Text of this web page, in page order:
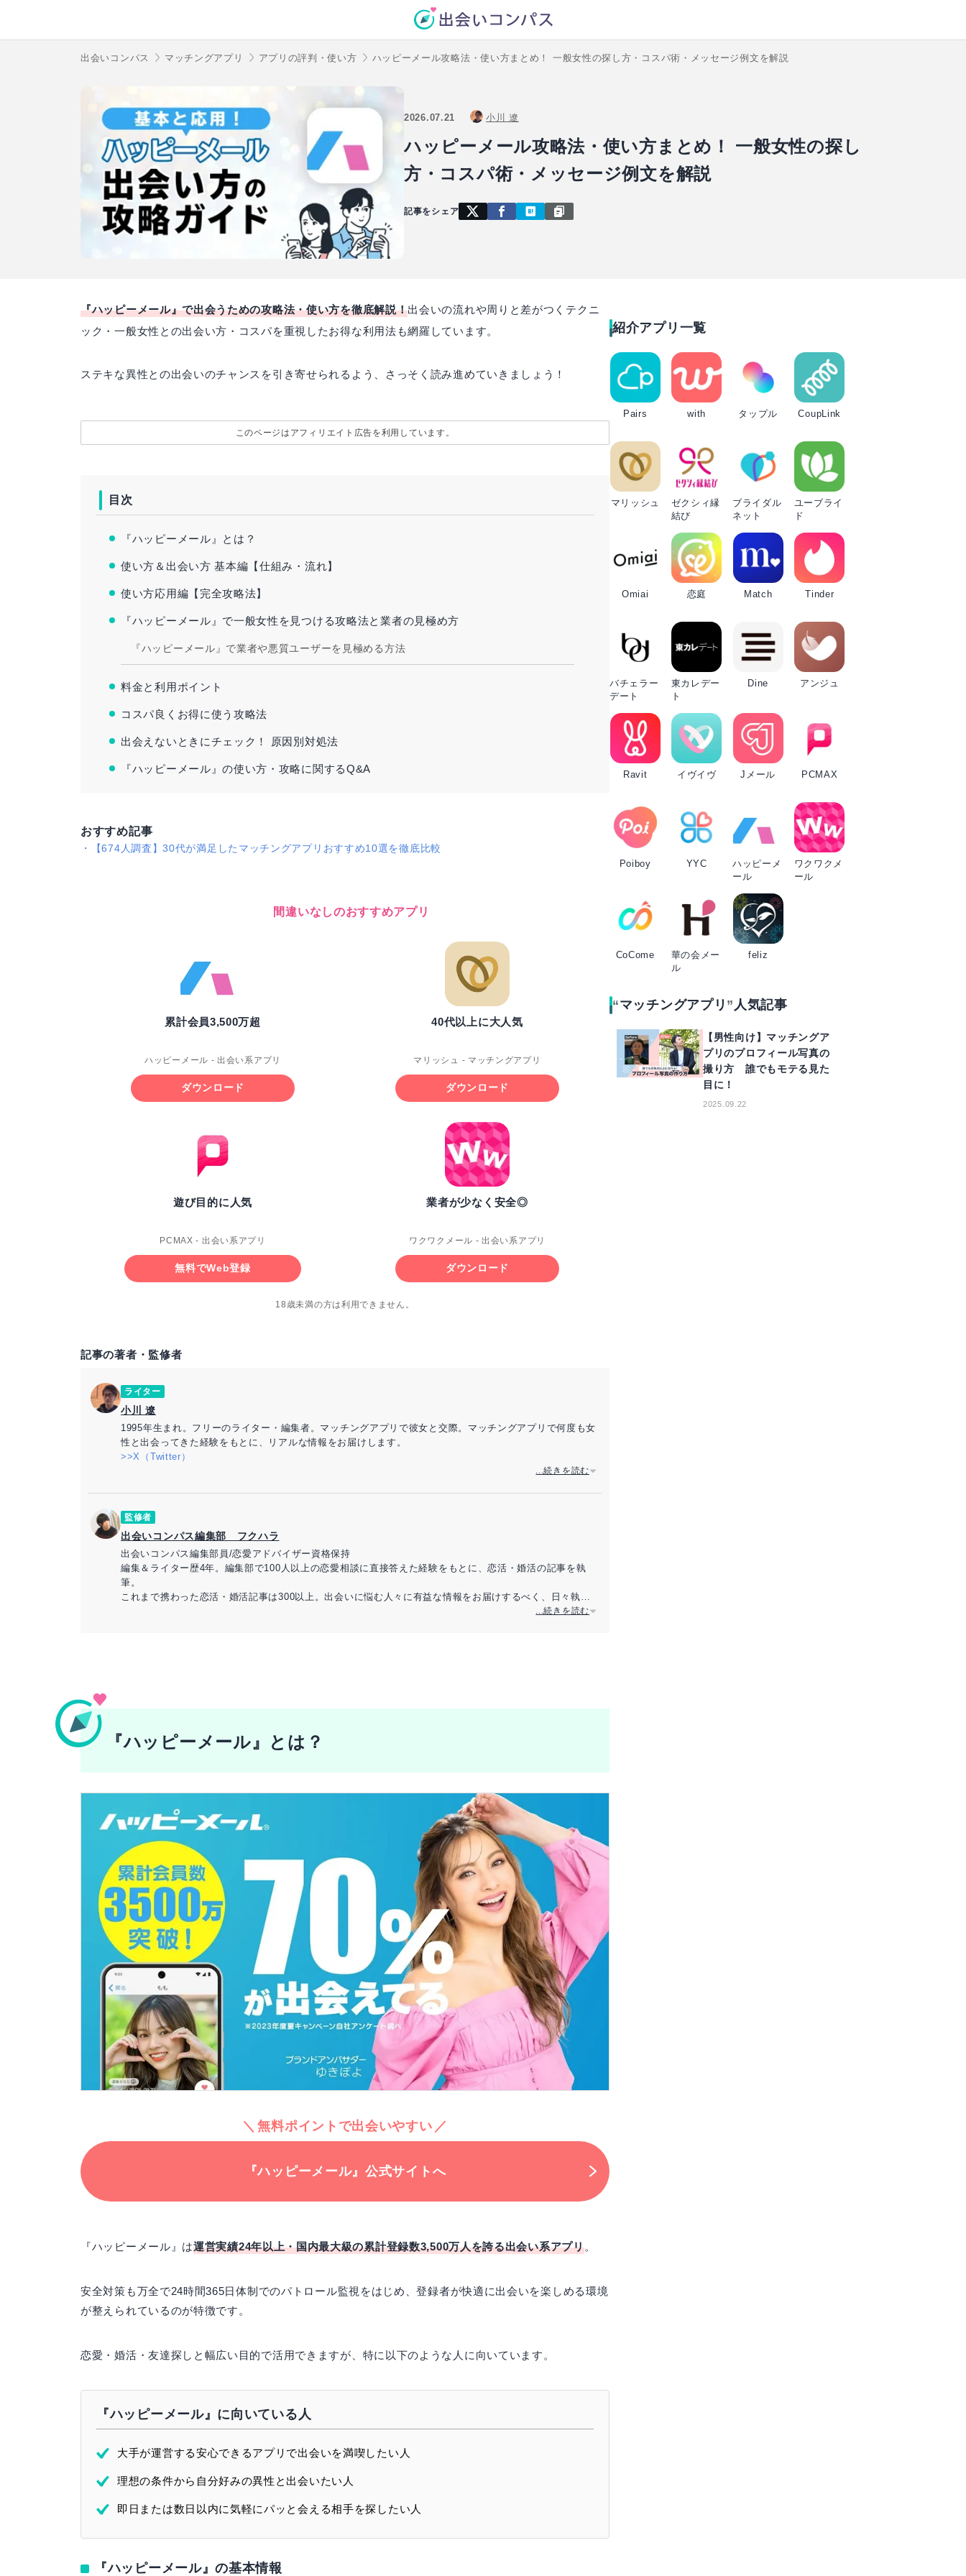
出会いコンパス マッチングアプリ アプリの評判・使い方 ハッピーメール攻略法・使い方まとめ！ 一般女性の探し方・コスパ術・メッセージ例文を解説
ハッピーメール攻略法・使い方まとめ！ 一般女性の探し
方・コスパ術・メッセージ例文を解説
2026.07.21 小川 遼
記事をシェア
『ハッピーメール』で出会うための攻略法・使い方を徹底解説！出会いの流れや周りと差がつくテクニ
ック・一般女性との出会い方・コスパを重視したお得な利用法も網羅しています。
ステキな異性との出会いのチャンスを引き寄せられるよう、さっそく読み進めていきましょう！
このページはアフィリエイト広告を利用しています。
目次
『ハッピーメール』とは？
使い方＆出会い方 基本編【仕組み・流れ】
使い方応用編【完全攻略法】
『ハッピーメール』で一般女性を見つける攻略法と業者の見極め方
『ハッピーメール』で業者や悪質ユーザーを見極める方法
料金と利用ポイント
コスパ良くお得に使う攻略法
出会えないときにチェック！ 原因別対処法
『ハッピーメール』の使い方・攻略に関するQ&A
おすすめ記事
・ 【674人調査】30代が満足したマッチングアプリおすすめ10選を徹底比較
間違いなしのおすすめアプリ
累計会員3,500万超
ハッピーメール - 出会い系アプリ
ダウンロード
40代以上に大人気
マリッシュ - マッチングアプリ
ダウンロード
遊び目的に人気
PCMAX - 出会い系アプリ
無料でWeb登録
業者が少なく安全◎
ワクワクメール - 出会い系アプリ
ダウンロード
18歳未満の方は利用できません。
記事の著者・監修者
ライター
小川 遼
1995年生まれ。フリーのライター・編集者。マッチングアプリで彼女と交際。マッチングアプリで何度も女
性と出会ってきた経験をもとに、リアルな情報をお届けします。
>>X（Twitter）
...続きを読む
監修者
出会いコンパス編集部 フクハラ
出会いコンパス編集部員/恋愛アドバイザー資格保持
編集＆ライター歴4年。編集部で100人以上の恋愛相談に直接答えた経験をもとに、恋活・婚活の記事を執
筆。
これまで携わった恋活・婚活記事は300以上。出会いに悩む人々に有益な情報をお届けするべく、日々執筆
...続きを読む
『ハッピーメール』とは？
無料ポイントで出会いやすい
『ハッピーメール』公式サイトへ
『ハッピーメール』は運営実績24年以上・国内最大級の累計登録数3,500万人を誇る出会い系アプリ。
安全対策も万全で24時間365日体制でのパトロール監視をはじめ、登録者が快適に出会いを楽しめる環境
が整えられているのが特徴です。
恋愛・婚活・友達探しと幅広い目的で活用できますが、特に以下のような人に向いています。
『ハッピーメール』に向いている人
大手が運営する安心できるアプリで出会いを満喫したい人
理想の条件から自分好みの異性と出会いたい人
即日または数日以内に気軽にパッと会える相手を探したい人
『ハッピーメール』の基本情報
紹介アプリ一覧
Pairs with タップル CoupLink
マリッシュ
ゼクシィ縁
結び
ブライダル
ネット
ユーブライ
ド
Omiai 恋庭 Match Tinder
バチェラー
デート
東カレデー
ト
Dine アンジュ
Ravit イヴイヴ Jメール PCMAX
Poiboy YYC
ハッピーメ
ール
ワクワクメ
ール
CoCome
華の会メー
ル
feliz
マッチングアプリ 人気記事
【男性向け】マッチングア
プリのプロフィール写真の
撮り方 誰でもモテる見た
目に！
2025.09.22